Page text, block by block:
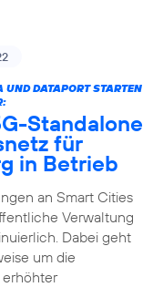
DATAPORT STARTEN
Standalone
für
in Betrieb
an Smart Cities
Verwaltung
Dabei geht
um die